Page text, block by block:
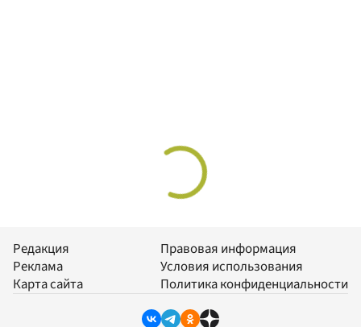
Редакция
Реклама
Карта сайта
Правовая информация
Условия использования
Политика конфиденциальности